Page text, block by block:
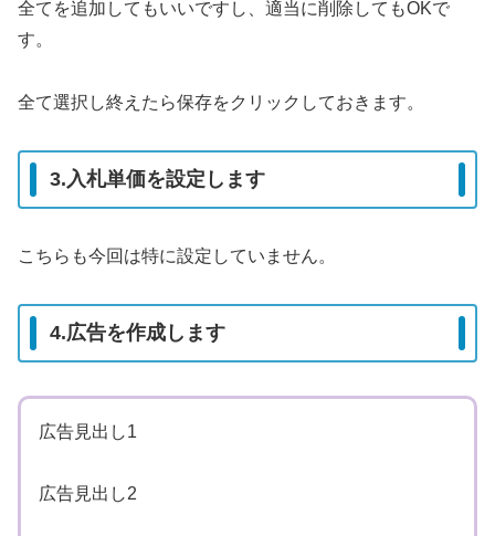
全てを追加してもいいですし、適当に削除してもOKで
す。
全て選択し終えたら保存をクリックしておきます。
3.入札単価を設定します
こちらも今回は特に設定していません。
4.広告を作成します
広告見出し1
広告見出し2